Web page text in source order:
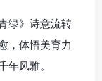
绿》诗意流转
，体悟美育力
风雅。